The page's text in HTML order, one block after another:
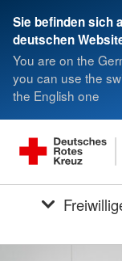
Sie befinden sich
deutschen
You are on the
you can use the
the English one